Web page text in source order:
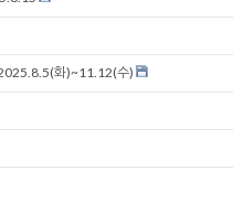
화)~11.12(수)